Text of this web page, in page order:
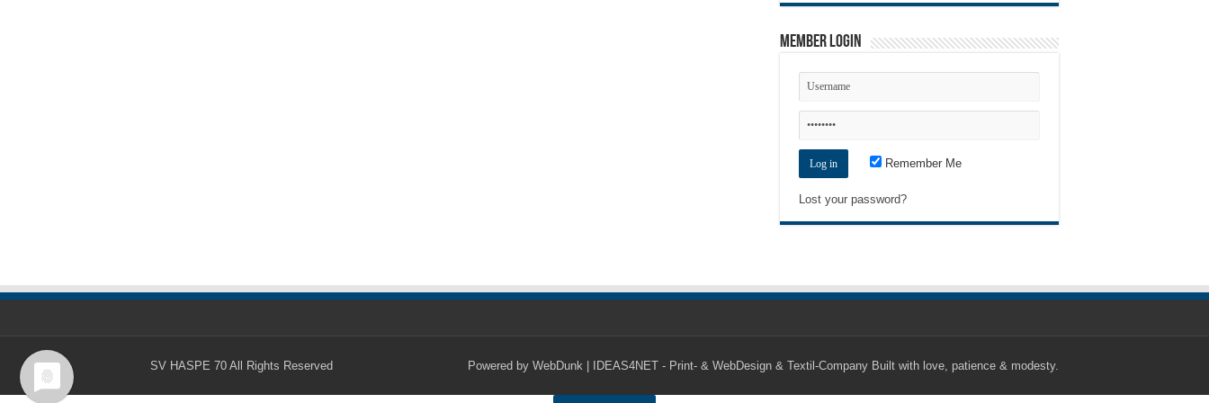
Member Login
Remember Me
Lost your password?
Powered by WebDunk | IDEAS4NET - Print- & WebDesign & Textil-Company Built with love, patience & modesty.
SV HASPE 70 All Rights Reserved